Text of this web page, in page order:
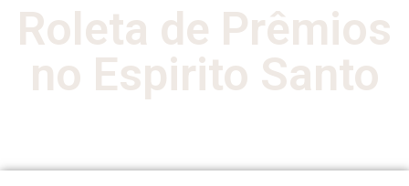
Roleta de Prêmios
no Espirito Santo